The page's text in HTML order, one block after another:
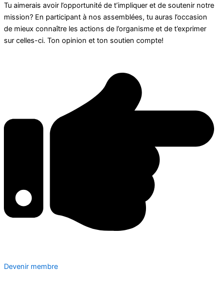
Tu aimerais avoir l’opportunité de t’impliquer et de soutenir notre
mission? En participant à nos assemblées, tu auras l’occasion
de mieux connaître les actions de l’organisme et de t’exprimer
sur celles-ci. Ton opinion et ton soutien compte!
Devenir membre